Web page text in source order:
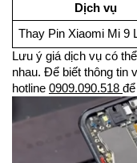
Dịch vụ
Thay Pin Xiaomi Mi 9
Lưu ý giá dịch vụ có
nhau. Để biết thông tin
hotline 0909.090.518